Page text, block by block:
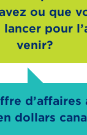
ou que
pour
venir?
d’affaires
dollars